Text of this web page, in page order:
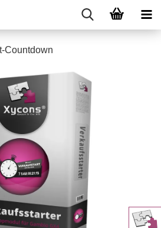
Countdown